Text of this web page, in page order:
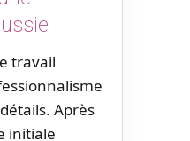
travail
Après
initiale